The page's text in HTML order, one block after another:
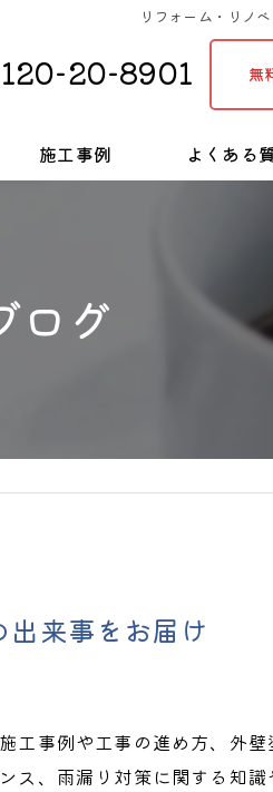
リフォーム・リノ
20-8901 無
施工事例 よくある
ログ
来事をお届け
事例や工事の進め方、外
、雨漏り対策に関する知